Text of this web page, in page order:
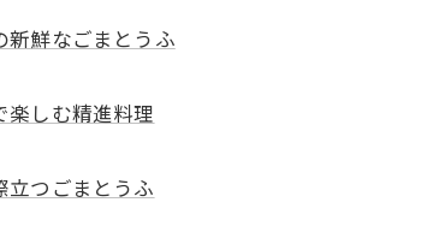
新鮮なごまとうふ
楽しむ精進料理
立つごまとうふ